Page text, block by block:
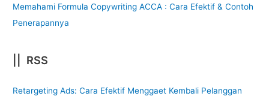
Memahami Formula Copywriting ACCA : Cara Efektif & Contoh
Penerapannya
|| RSS
Retargeting Ads: Cara Efektif Menggaet Kembali Pelanggan